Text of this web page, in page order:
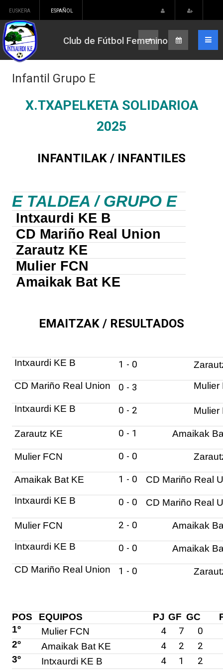
EUSKERA ESPAÑOL
Club de Fútbol Femenino
Infantil Grupo E
X.TXAPELKETA SOLIDARIOA
2025
INFANTILAK / INFANTILES
E TALDEA / GRUPO E
Intxaurdi KE B
CD Mariño Real Union
Zarautz KE
Mulier FCN
Amaikak Bat KE
EMAITZAK / RESULTADOS
Intxaurdi KE B 1 - 0
CD Mariño Real Union
0 - 3 Mulier
Intxaurdi KE B 0 - 2 Mulier
Zarautz KE 0 - 1 Amaikak
Mulier FCN 0 - 0
Amaikak Bat KE 1 - 0
CD Mariño Real
Intxaurdi KE B
0 - 0 CD Mariño Real
Mulier FCN 2 - 0
Amaikak
Intxaurdi KE B
0 - 0
Amaikak
CD Mariño Real Union
1 - 0
POS EQUIPOS PJ GF GC
1º
Mulier FCN 4 7 0
2º Amaikak Bat KE 4 2 2
3º Intxaurdi KE B 4 1 2